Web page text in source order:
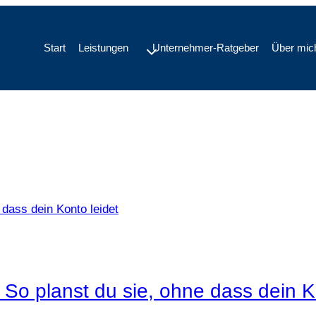
Start Leistungen Unternehmer-Ratgeber Über
planst du sie, ohne dass dein